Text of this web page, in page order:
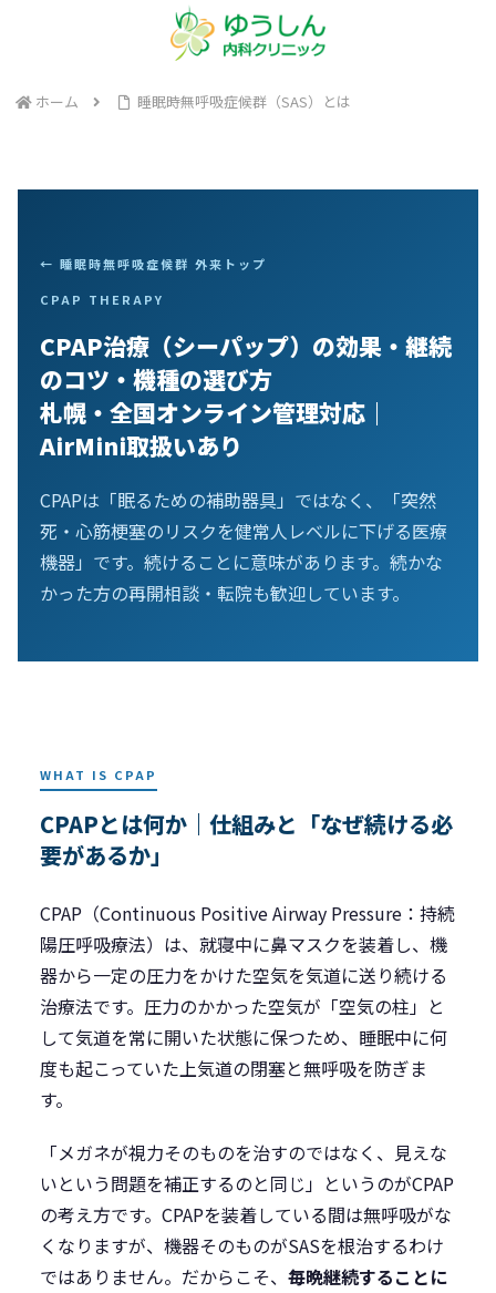
ホーム 睡眠時無呼吸症候群（SAS）とは
← 睡眠時無呼吸症候群 外来トップ
CPAP THERAPY
CPAP治療（シーパップ）の効果・継続
のコツ・機種の選び方
札幌・全国オンライン管理対応｜
AirMini取扱いあり
CPAPは「眠るための補助器具」ではなく、「突然
死・心筋梗塞のリスクを健常人レベルに下げる医療
機器」です。続けることに意味があります。続かな
かった方の再開相談・転院も歓迎しています。
WHAT IS CPAP
CPAPとは何か｜仕組みと「なぜ続ける必
要があるか」
CPAP（Continuous Positive Airway Pressure：持続
陽圧呼吸療法）は、就寝中に鼻マスクを装着し、機
器から一定の圧力をかけた空気を気道に送り続ける
治療法です。圧力のかかった空気が「空気の柱」と
して気道を常に開いた状態に保つため、睡眠中に何
度も起こっていた上気道の閉塞と無呼吸を防ぎま
す。
「メガネが視力そのものを治すのではなく、見えな
いという問題を補正するのと同じ」というのがCPAP
の考え方です。CPAPを装着している間は無呼吸がな
くなりますが、機器そのものがSASを根治するわけ
ではありません。だからこそ、 毎晩継続することに